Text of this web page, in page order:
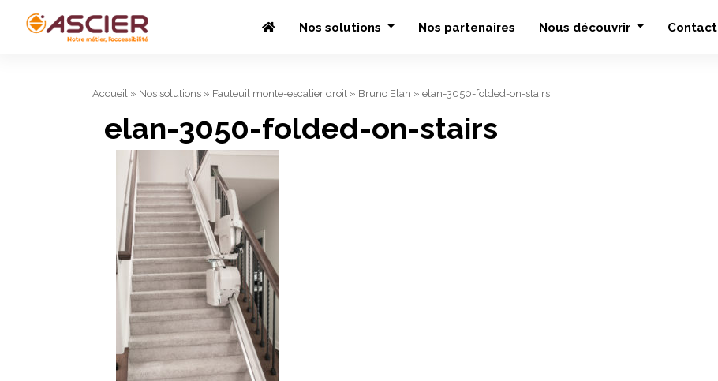
Nos solutions Nos partenaires Nous découvrir Contact
Accueil » Nos solutions » Fauteuil monte-escalier droit » Bruno Elan » elan-3050-folded-on-stairs
elan-3050-folded-on-stairs